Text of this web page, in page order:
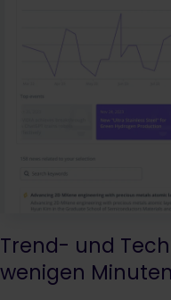
Trend- und
wenigen